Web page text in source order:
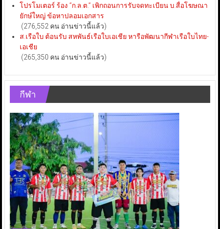
โปรโมเตอร์ ร้อง “ก.ล.ต.” เพิกถอนการรับจดทะเบียน บ.สื่อโฆษณา
ยักษ์ใหญ่ ข้อหาปลอมเอกสาร
(276,552 คน อ่านข่าวนี้แล้ว)
ส.เรือใบ ต้อนรับ สหพันธ์เรือใบเอเชีย หารือพัฒนากีฬาเรือใบไทย-
เอเชีย
(265,350 คน อ่านข่าวนี้แล้ว)
กีฬา